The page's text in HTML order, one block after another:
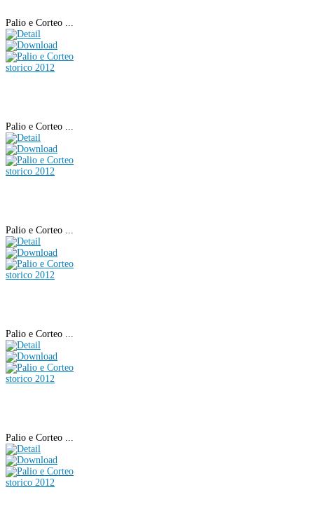
Palio e Corteo ...
Palio e Corteo ...
Palio e Corteo ...
Palio e Corteo ...
Palio e Corteo ...